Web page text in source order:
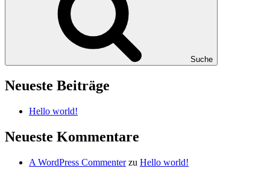
Suche
Neueste Beiträge
Hello world!
Neueste Kommentare
A WordPress Commenterzu Hello world!